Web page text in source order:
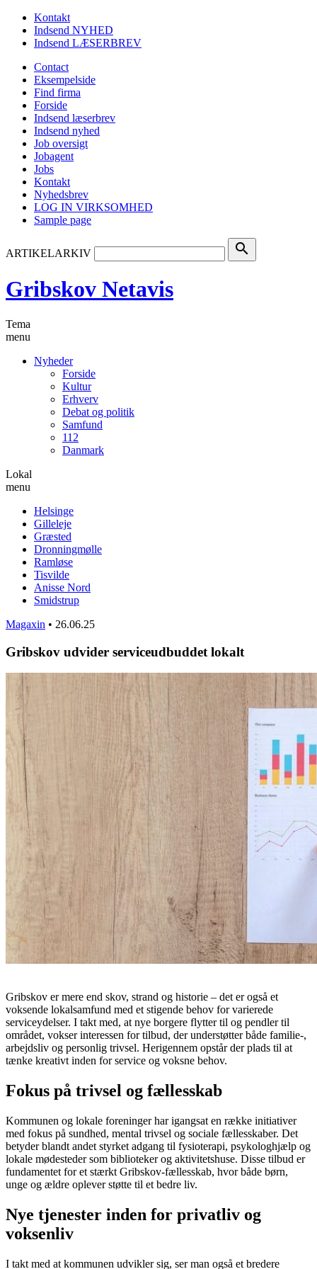
Kontakt
Indsend NYHED
Indsend LÆSERBREV
Contact
Eksempelside
Find firma
Forside
Indsend læserbrev
Indsend nyhed
Job oversigt
Jobagent
Jobs
Kontakt
Nyhedsbrev
LOG IN VIRKSOMHED
Sample page
ARTIKELARKIV search
Gribskov Netavis
Tema
menu
Nyheder
Forside
Kultur
Erhverv
Debat og politik
Samfund
112
Danmark
Lokal
menu
Helsinge
Gilleleje
Græsted
Dronningmølle
Ramløse
Tisvilde
Anisse Nord
Smidstrup
Magaxin • 26.06.25
Gribskov udvider serviceudbuddet lokalt
Gribskov er mere end skov, strand og historie – det er også et
voksende lokalsamfund med et stigende behov for varierede
serviceydelser. I takt med, at nye borgere flytter til og pendler til
området, vokser interessen for tilbud, der understøtter både familie-,
arbejdsliv og personlig trivsel. Herigennem opstår der plads til at
tænke kreativt inden for service og voksne behov.
Fokus på trivsel og fællesskab
Kommunen og lokale foreninger har igangsat en række initiativer
med fokus på sundhed, mental trivsel og sociale fællesskaber. Det
betyder blandt andet styrket adgang til fysioterapi, psykologhjælp og
lokale mødesteder som biblioteker og aktivitetshuse. Disse tilbud er
fundamentet for et stærkt Gribskov-fællesskab, hvor både børn,
unge og ældre oplever støtte til et bedre liv.
Nye tjenester inden for privatliv og
voksenliv
I takt med at kommunen udvikler sig, ser man også et bredere